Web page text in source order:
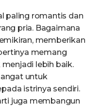
paling romantis dan
pria. Bagaimana
memberikan
memang
lebih baik.
untuk
istrinya sendiri.
juga membangun